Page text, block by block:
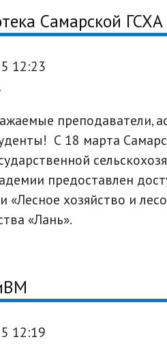
Самарской
12:23
преподаватели,
С 18 марта
предоставлен
«Лесное хозяйство и
«Лань».
12:19